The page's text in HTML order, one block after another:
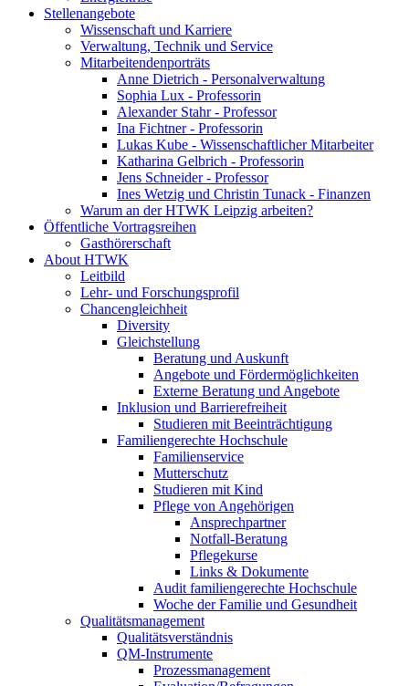
Stellenangebote
Wissenschaft und Karriere
Verwaltung, Technik und Service
Mitarbeitendenporträts
Anne Dietrich - Personalverwaltung
Sophia Lux - Professorin
Alexander Stahr - Professor
Ina Fichtner - Professorin
Lukas Kube - Wissenschaftlicher Mitarbeiter
Katharina Gelbrich - Professorin
Jens Schneider - Professor
Ines Wetzig und Christin Tunack - Finanzen
Warum an der HTWK Leipzig arbeiten?
Öffentliche Vortragsreihen
Gasthörerschaft
About HTWK
Leitbild
Lehr- und Forschungsprofil
Chancengleichheit
Diversity
Gleichstellung
Beratung und Auskunft
Angebote und Fördermöglichkeiten
Externe Beratung und Angebote
Inklusion und Barrierefreiheit
Studieren mit Beeinträchtigung
Familiengerechte Hochschule
Familienservice
Mutterschutz
Studieren mit Kind
Pflege von Angehörigen
Ansprechpartner
Notfall-Beratung
Pflegekurse
Links & Dokumente
Audit familiengerechte Hochschule
Woche der Familie und Gesundheit
Qualitätsmanagement
Qualitätsverständnis
QM-Instrumente
Prozessmanagement